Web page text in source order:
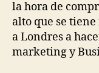
la hora de
alto que se
a Londres a
marketing y